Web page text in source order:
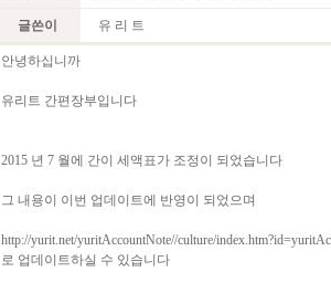
글쓴이 유 리 트
안녕하십니까
유리트 간편장부입니다
2015 년 7 월에 간이 세액표가 조정이 되었습니다
그 내용이 이번 업데이트에 반영이 되었으며
http://yurit.net/yuritAccountNote//culture/
로 업데이트하실 수 있습니다